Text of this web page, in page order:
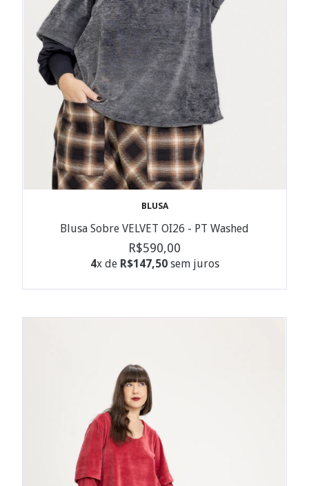
BLUSA
Blusa Sobre VELVET OI26 - PT Washed
R$590,00
4x de R$147,50sem juros